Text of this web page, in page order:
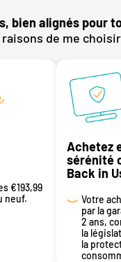
bien alignés pour
de me
€193,99
neuf.
Achetez
sérénité
Back in
Votre
par la
2 ans,
la
la